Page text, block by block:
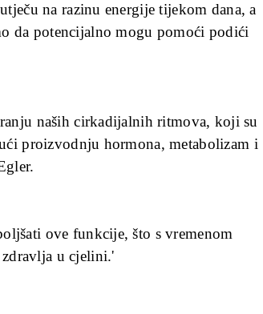
na razinu energije tijekom dana, a
da potencijalno mogu pomoći podići
naših cirkadijalnih ritmova, koji su
proizvodnju hormona, metabolizam i
ove funkcije, što s vremenom
u cjelini.'